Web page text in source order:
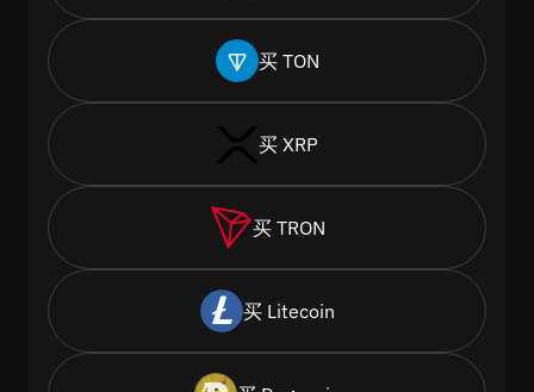
买 TON
买 XRP
买 TRON
买 Litecoin